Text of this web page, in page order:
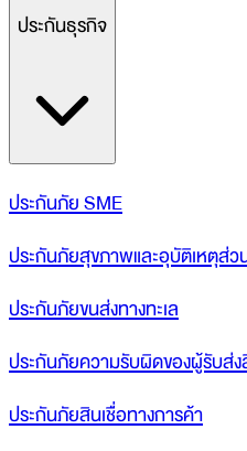
ประกันธุรกิจ
ประกันภัย SME
ประกันภัยสุขภาพและอุบัติเหตุส่
ประกันภัยขนส่งทางทะเล
ประกันภัยความรับผิดของผู้รับส่
ประกันภัยสินเชื่อทางการค้า